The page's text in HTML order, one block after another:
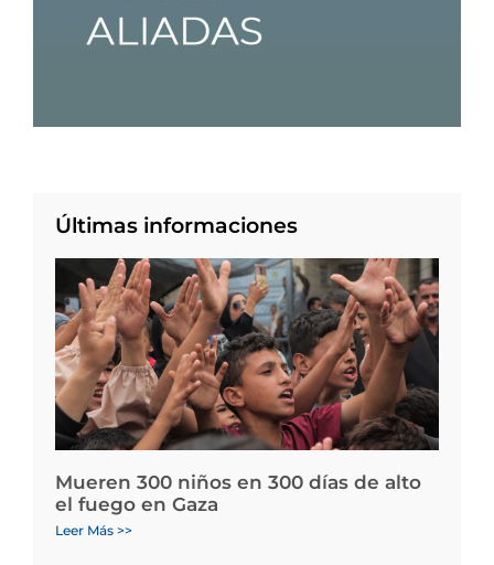
Últimas informaciones
Mueren 300 niños en 300 días de alto
el fuego en Gaza
Leer Más >>